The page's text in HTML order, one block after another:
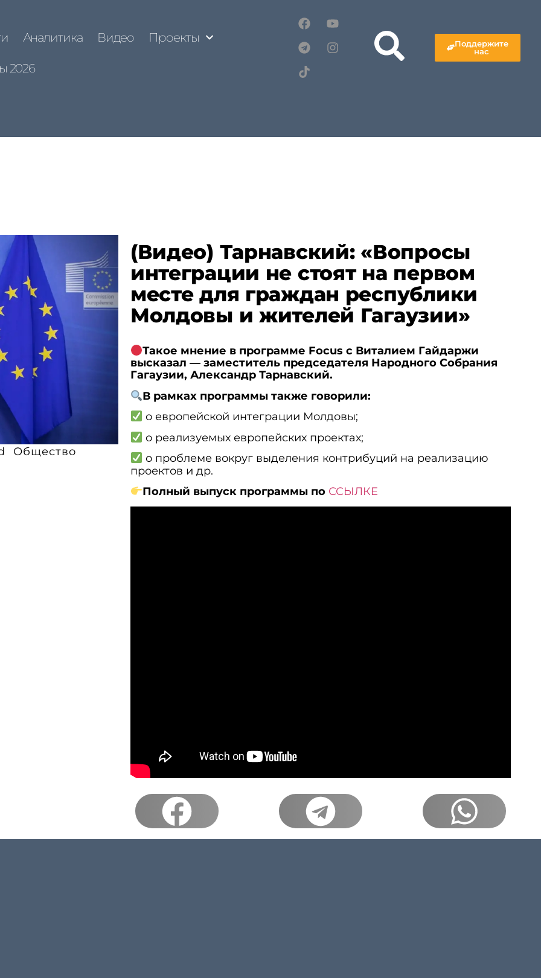
Аналитика Видео Проекты
2026
Поддержите
нас
Общество
(Видео) Тарнавский: «Вопросы
интеграции не стоят на первом
месте для граждан республики
Молдовы и жителей Гагаузии»
Такое мнение в программе Focus с Виталием Гайдаржи
высказал — заместитель председателя Народного Собрания
Гагаузии, Александр Тарнавский.
В рамках программы также говорили:
о европейской интеграции Молдовы;
о реализуемых европейских проектах;
о проблеме вокруг выделения контрибуций на реализацию
проектов и др.
Полный выпуск программы по ССЫЛКЕ